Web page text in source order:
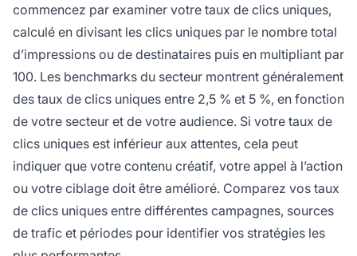
commencez par examiner votre taux de clics uniques,
calculé en divisant les clics uniques par le nombre total
d’impressions ou de destinataires puis en multipliant par
100. Les benchmarks du secteur montrent généralement
des taux de clics uniques entre 2,5 % et 5 %, en fonction
de votre secteur et de votre audience. Si votre taux de
clics uniques est inférieur aux attentes, cela peut
indiquer que votre contenu créatif, votre appel à l’action
ou votre ciblage doit être amélioré. Comparez vos taux
de clics uniques entre différentes campagnes, sources
de trafic et périodes pour identifier vos stratégies les